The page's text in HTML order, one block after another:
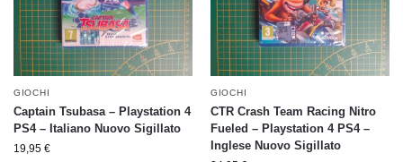
GIOCHI
Captain Tsubasa – Playstation 4
PS4 – Italiano Nuovo Sigillato
19,95 €
GIOCHI
CTR Crash Team Racing Nitro
Fueled – Playstation 4 PS4 –
Inglese Nuovo Sigillato